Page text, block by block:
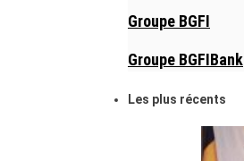
Groupe BGFI
Groupe BGFIBank
Les plus récents